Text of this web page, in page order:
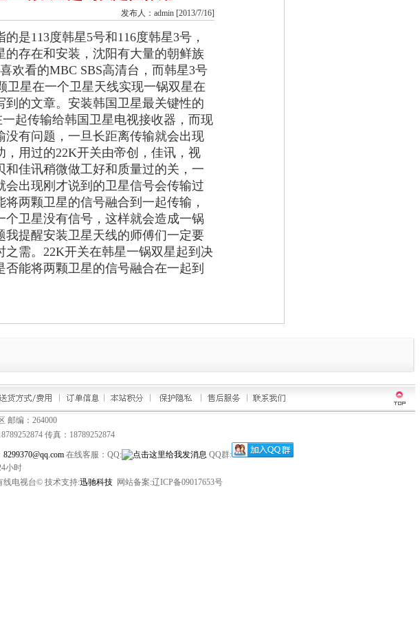
发布人：admin [2013/7/16]
的是113度韩星5号和116度韩星3号，
存在和安装，沈阳有大量的朝鲜族
欢看的MBC SBS高清台，而韩星3号
卫星在一个卫星天线实现一锅双星在
的文章。安装韩国卫星最关键性的
起传输给韩国卫星电视接收器，而现
有问题，一旦长距离传输就会出现
，用过的22K开关由帝创，佳讯，视
和佳讯稍微做工好和质量过的关，一
出现刚才说到的卫星信号会传输过
两颗卫星的信号融合到一起传输，
卫星没有信号，这样就会造成一锅
提醒安装卫星天线的师傅们一定要
需。22K开关在韩星一锅双星起到决
能将两颗卫星的信号融合在一起到
邮编：264000
传真：18789252874
8299370@qq.com在线客服： QQ:
QQ群:
小时
线电视台© 技术支持:迅驰科技网站备案:辽ICP备09017653号